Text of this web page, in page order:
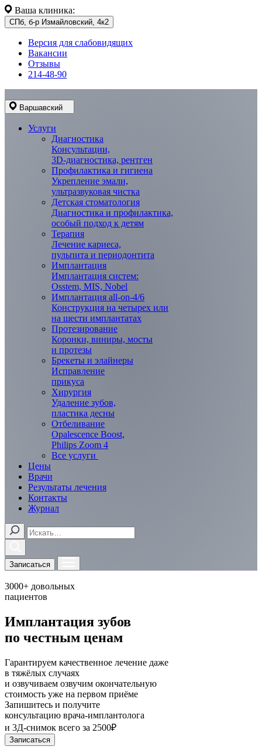
Ваша клиника:
СПб, б-р Измайловский, 4к2
Версия для слабовидящих
Вакансии
Отзывы
214-48-90
Варшавский
Услуги
Диагностика
Консультации,
3D-диагностика, рентген
Профилактика и гигиена
Укрепление эмали,
ультразвуковая чистка
Детская стоматология
Диагностика и профилактика,
особый подход к детям
Терапия
Лечение кариеса,
пульпита и периодонтита
Имплантация
Имплантация систем:
Osstem, MIS, Nobel
Имплантация all-on-4/6
Конструкция на четырех или
на шести имплантатах
Протезирование
Коронки, виниры, мосты
и протезы
Брекеты и элaйнеры
Исправление
прикуса
Хирургия
Удаление зубов,
пластика десны
Отбеливание
Opalescence Boost,
Philips Zoom 4
Все услуги
Цены
Врачи
Результаты лечения
Контакты
Журнал
Записаться
3000+ довольных
пациентов
Имплантация зубов
по честным ценам
Гарантируем качественное лечение даже
в тяжёлых случаях
и озвучиваем озвучим окончательную
стоимость уже на первом приёме
Запишитесь и получите
консультацию врача-имплантолога
и 3Д-снимок всего за 2500₽
Записаться